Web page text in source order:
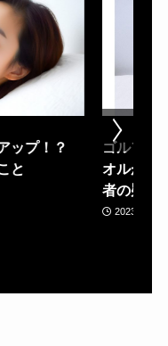
ップ！？
と
ゴルフ場
オルが置
者の疑問
2023年05月